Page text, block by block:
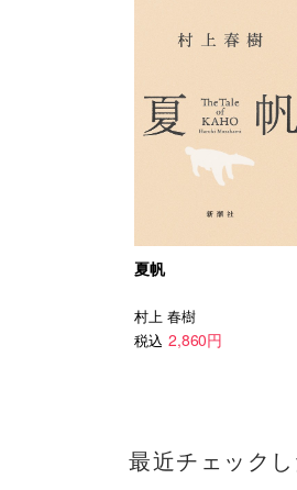
夏帆
村上 春樹
税込 2,860円
最近チェック